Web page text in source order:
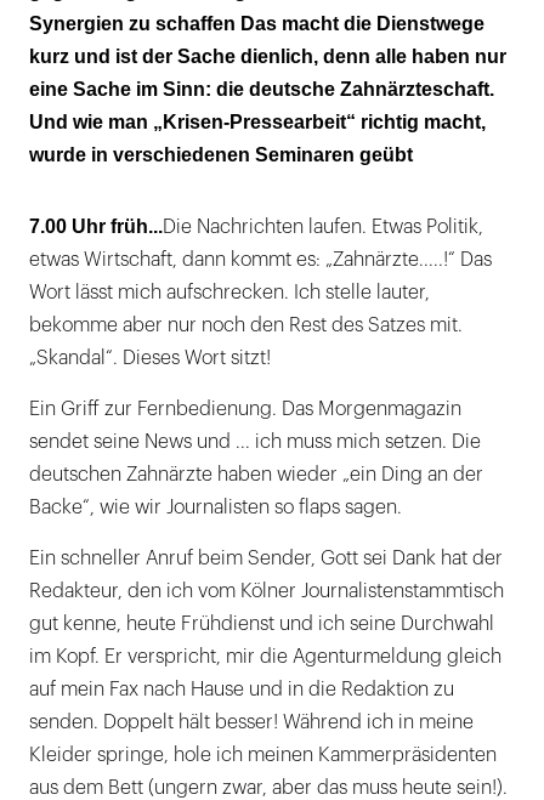
Synergien zu schaffen Das macht die Dienstwege
kurz und ist der Sache dienlich, denn alle haben nur
eine Sache im Sinn: die deutsche Zahnärzteschaft.
Und wie man „Krisen-Pressearbeit“ richtig macht,
wurde in verschiedenen Seminaren geübt
7.00 Uhr früh... Die Nachrichten laufen. Etwas Politik,
etwas Wirtschaft, dann kommt es: „Zahnärzte.....!“ Das
Wort lässt mich aufschrecken. Ich stelle lauter,
bekomme aber nur noch den Rest des Satzes mit.
„Skandal“. Dieses Wort sitzt!
Ein Griff zur Fernbedienung. Das Morgenmagazin
sendet seine News und ... ich muss mich setzen. Die
deutschen Zahnärzte haben wieder „ein Ding an der
Backe“, wie wir Journalisten so flaps sagen.
Ein schneller Anruf beim Sender, Gott sei Dank hat der
Redakteur, den ich vom Kölner Journalistenstammtisch
gut kenne, heute Frühdienst und ich seine Durchwahl
im Kopf. Er verspricht, mir die Agenturmeldung gleich
auf mein Fax nach Hause und in die Redaktion zu
senden. Doppelt hält besser! Während ich in meine
Kleider springe, hole ich meinen Kammerpräsidenten
aus dem Bett (ungern zwar, aber das muss heute sein!).